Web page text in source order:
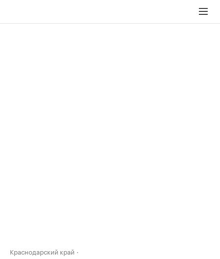
Краснодарский край